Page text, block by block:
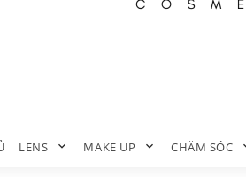
LENS MAKE UP CHĂM SÓC